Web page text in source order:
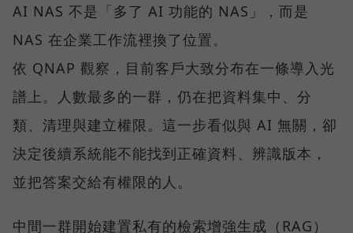
AI NAS 不是「多了 AI 功能的 NAS」，而是
NAS 在企業工作流裡換了位置。
依 QNAP 觀察，目前客戶大致分布在一條導入光
譜上。人數最多的一群，仍在把資料集中、分
類、清理與建立權限。這一步看似與 AI 無關，卻
決定後續系統能不能找到正確資料、辨識版本，
並把答案交給有權限的人。
中間一群開始建置私有的檢索增強生成（RAG）